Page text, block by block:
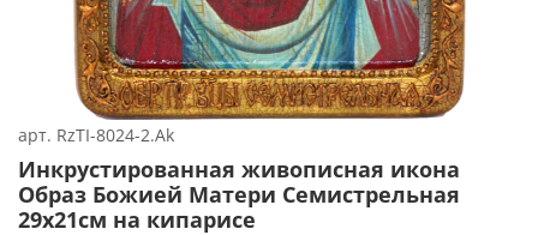
арт. RzTI-8024-2.Ak
Инкрустированная живописная икона
Образ Божией Матери Семистрельная
29х21см на кипарисе